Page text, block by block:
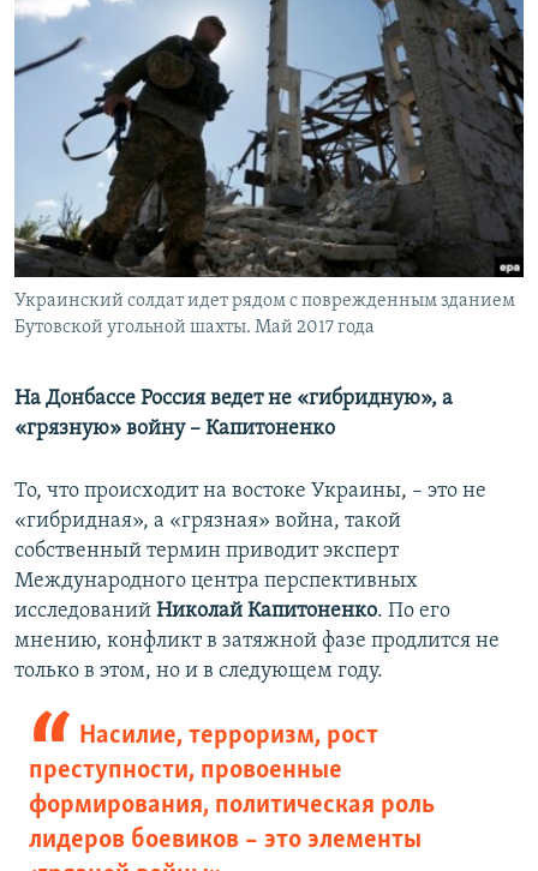
Украинский солдат идет рядом с поврежденным зданием
Бутовской угольной шахты. Май 2017 года
На Донбассе Россия ведет не «гибридную», а
«грязную» войну – Капитоненко
То, что происходит на востоке Украины, – это не
«гибридная», а «грязная» война, такой
собственный термин приводит эксперт
Международного центра перспективных
исследований Николай Капитоненко. По его
мнению, конфликт в затяжной фазе продлится не
только в этом, но и в следующем году.
Насилие, терроризм, рост
преступности, провоенные
формирования, политическая роль
лидеров боевиков – это элементы